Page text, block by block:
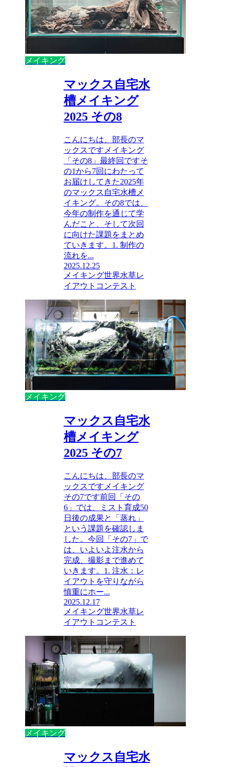
メイキング
マックス自宅水
槽メイキング
2025 その8
こんにちは、部長のマ
ックスですメイキング
「その8」最終回ですそ
の1から7回にわたって
お届けしてきた2025年
のマックス自宅水槽メ
イキング。その8では、
今年の制作を通じて学
んだこと、そして次回
に向けた課題をまとめ
ていきます。1. 制作の
流れを...
2025.12.25
メイキング世界水草レ
イアウトコンテスト
メイキング
マックス自宅水
槽メイキング
2025 その7
こんにちは、部長のマ
ックスですメイキング
その7です前回「その
6」では、ミスト育成50
日後の成果と「蒸れ」
という課題を確認しま
した。今回「その7」で
は、いよいよ注水から
完成、撮影まで進めて
いきます。1. 注水：レ
イアウトを守りながら
慎重にホー...
2025.12.17
メイキング世界水草レ
イアウトコンテスト
メイキング
マックス自宅水